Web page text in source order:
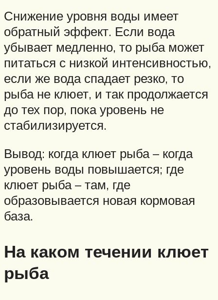
Снижение уровня воды имеет
обратный эффект. Если вода
убывает медленно, то рыба может
питаться с низкой интенсивностью,
если же вода спадает резко, то
рыба не клюет, и так продолжается
до тех пор, пока уровень не
стабилизируется.
Вывод: когда клюет рыба – когда
уровень воды повышается; где
клюет рыба – там, где
образовывается новая кормовая
база.
На каком течении клюет
рыба